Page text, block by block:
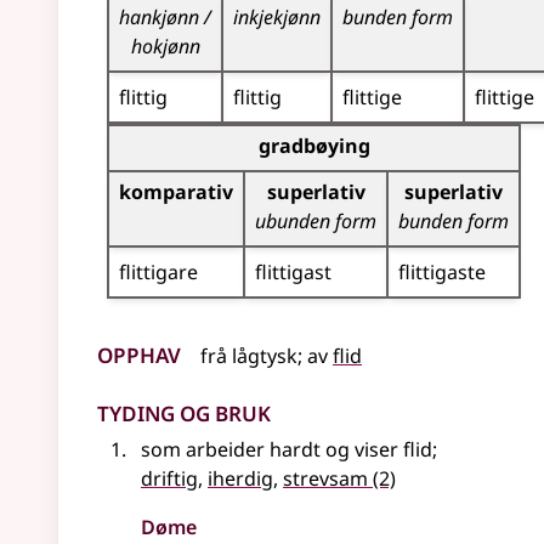
hankjønn /
hokjønn
inkjekjønn bunden form
flittig flittig flittige
flittige
Bøyningstabell for dette adjektivet
gradbøying
komparativ
superlativ
ubunden form
superlativ
bunden form
flittigare
flittigast flittigaste
Opphav frå lågtysk; avflid
Tyding og bruk
som arbeider hardt og viser flid;
driftig, iherdig, strevsam (2)
Døme